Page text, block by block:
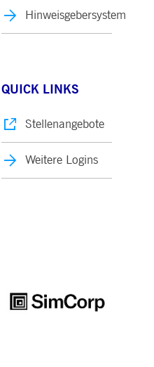
Hinweisgebersystem
QUICK LINKS
Stellenangebote
Weitere Logins